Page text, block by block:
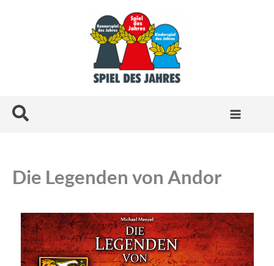
Suchen
Die Legenden von Andor